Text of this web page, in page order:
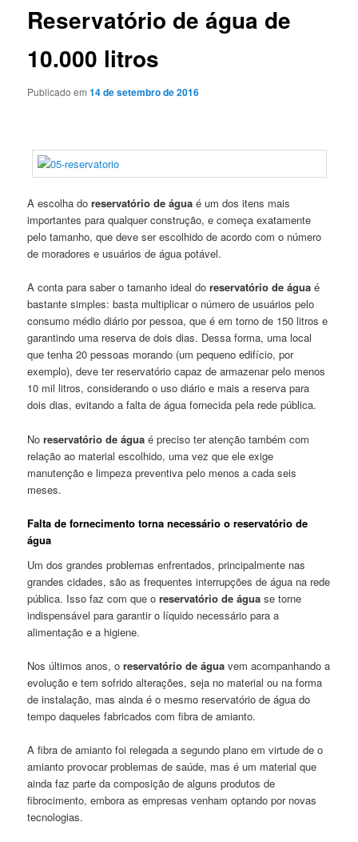
Reservatório de água de
10.000 litros
Publicado em14 de setembro de 2016
A escolha doreservatório de água é um dos itens mais
importantes para qualquer construção, e começa exatamente
pelo tamanho, que deve ser escolhido de acordo com o número
de moradores e usuários de água potável.
A conta para saber o tamanho ideal doreservatório de água é
bastante simples: basta multiplicar o número de usuários pelo
consumo médio diário por pessoa, que é em torno de 150 litros e
garantindo uma reserva de dois dias. Dessa forma, uma local
que tenha 20 pessoas morando (um pequeno edifício, por
exemplo), deve ter reservatório capaz de armazenar pelo menos
10 mil litros, considerando o uso diário e mais a reserva para
dois dias, evitando a falta de água fornecida pela rede pública.
Noreservatório de água é preciso ter atenção também com
relação ao material escolhido, uma vez que ele exige
manutenção e limpeza preventiva pelo menos a cada seis
meses.
Falta de fornecimento torna necessário o reservatório de
água
Um dos grandes problemas enfrentados, principalmente nas
grandes cidades, são as frequentes interrupções de água na rede
pública. Isso faz com que oreservatório de água se torne
indispensável para garantir o líquido necessário para a
alimentação e a higiene.
Nos últimos anos, oreservatório de água vem acompanhando a
evolução e tem sofrido alterações, seja no material ou na forma
de instalação, mas ainda é o mesmo reservatório de água do
tempo daqueles fabricados com fibra de amianto.
A fibra de amianto foi relegada a segundo plano em virtude de o
amianto provocar problemas de saúde, mas é um material que
ainda faz parte da composição de alguns produtos de
fibrocimento, embora as empresas venham optando por novas
tecnologias.